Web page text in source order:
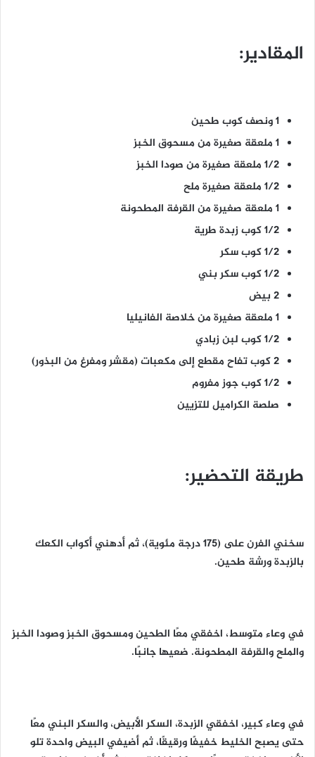
المقادير:
1 ونصف كوب طحين
1 ملعقة صغيرة من مسحوق الخبز
1/2 ملعقة صغيرة من صودا الخبز
1/2 ملعقة صغيرة ملح
1 ملعقة صغيرة من القرفة المطحونة
1/2 كوب زبدة طرية
1/2 كوب سكر
1/2 كوب سكر بني
2 بيض
1 ملعقة صغيرة من خلاصة الفانيليا
1/2 كوب لبن زبادي
2 كوب تفاح مقطع إلى مكعبات (مقشر ومفرغ من البذور)
1/2 كوب جوز مفروم
صلصة الكراميل للتزيين
طريقة التحضير:
سخني الفرن على (175 درجة مئوية)، ثم أدهني أكواب الكعك
بالزبدة ورشة طحين.
في وعاء متوسط، اخفقي معًا الطحين ومسحوق الخبز وصودا الخبز
والملح والقرفة المطحونة. ضعيها جانبًا.
في وعاء كبير، اخفقي الزبدة، السكر الأبيض، والسكر البني معًا
حتى يصبح الخليط خفيفًا ورقيقًا، ثم أضيفي البيض واحدة تلو